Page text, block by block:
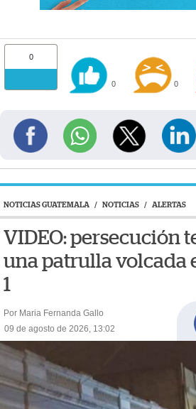
0
0 0
NOTICIAS GUATEMALA / NOTICIAS / ALERTAS
VIDEO: persecución
una patrulla volcada
1
Por Maria Fernanda Gallo
09 de agosto de 2026, 13:02